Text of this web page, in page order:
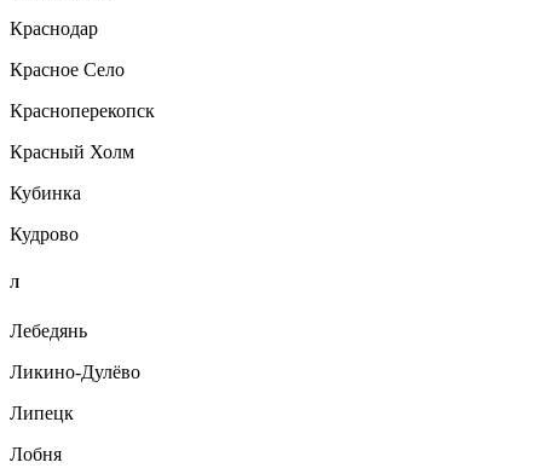
Краснодар
Красное Село
Красноперекопск
Красный Холм
Кубинка
Кудрово
Л
Лебедянь
Ликино-Дулёво
Липецк
Лобня